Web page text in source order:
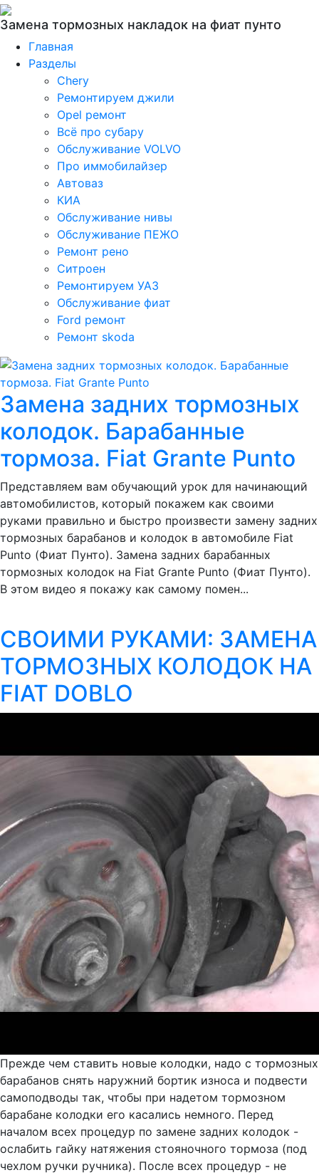
Замена тормозных накладок на фиат пунто
Главная
Разделы
Chery
Ремонтируем джили
Opel ремонт
Всё про субару
Обслуживание VOLVO
Про иммобилайзер
Автоваз
КИА
Обслуживание нивы
Обслуживание ПЕЖО
Ремонт рено
Ситроен
Ремонтируем УАЗ
Обслуживание фиат
Ford ремонт
Ремонт skoda
Замена задних тормозных
колодок. Барабанные
тормоза. Fiat Grante Punto
Представляем вам обучающий урок для начинающий
автомобилистов, который покажем как своими
руками правильно и быстро произвести замену задних
тормозных барабанов и колодок в автомобиле Fiat
Punto (Фиат Пунто). Замена задних барабанных
тормозных колодок на Fiat Grante Punto (Фиат Пунто).
В этом видео я покажу как самому помен...
СВОИМИ РУКАМИ: ЗАМЕНА
ТОРМОЗНЫХ КОЛОДОК НА
FIAT DOBLO
Прежде чем ставить новые колодки, надо с тормозных
барабанов снять наружний бортик износа и подвести
самоподводы так, чтобы при надетом тормозном
барабане колодки его касались немного. Перед
началом всех процедур по замене задних колодок -
ослабить гайку натяжения стояночного тормоза (под
чехлом ручки ручника). После всех процедур - не